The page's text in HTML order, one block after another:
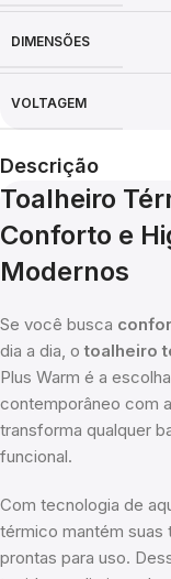
DIMENSÕES
VOLTAGEM
Descrição
Toalheiro
Conforto e
Modernos
Se você busca
dia a dia, o toalheiro
Plus Warm é a
contemporâneo com
transforma qualquer
funcional.
Com tecnologia de
térmico mantém suas
prontas para uso.